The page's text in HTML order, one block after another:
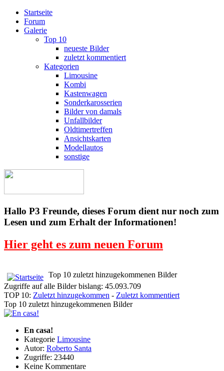
Startseite
Forum
Galerie
Top 10
neueste Bilder
zuletzt kommentiert
Kategorien
Limousine
Kombi
Kastenwagen
Sonderkarosserien
Bilder von damals
Unfallbilder
Oldtimertreffen
Ansichtskarten
Modellautos
sonstige
Hallo P3 Freunde, dieses Forum dient nur noch zum
Lesen und zum Erhalt der Informationen!
Hier geht es zum neuen Forum
Top 10 zuletzt hinzugekommenen Bilder
Zugriffe auf alle Bilder bislang: 45.093.709
TOP 10: Zuletzt hinzugekommen - Zuletzt kommentiert
Top 10 zuletzt hinzugekommenen Bilder
En casa!
Kategorie Limousine
Autor: Roberto Santa
Zugriffe: 23440
Keine Kommentare